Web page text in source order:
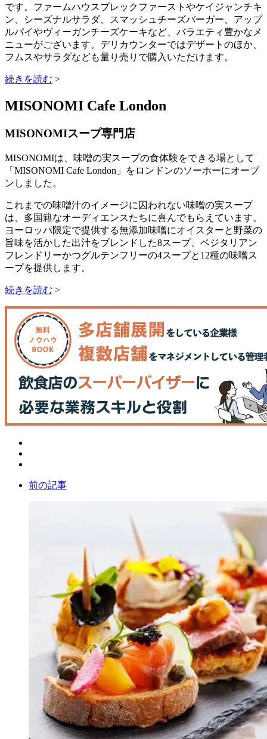
です。ファームハウスブレックファーストやケイジャンチキ
ン、シーズナルサラダ、スマッシュチーズバーガー、アップ
ルパイやヴィーガンチーズケーキなど、バラエティ豊かなメ
ニューがございます。デリカウンターではデザートのほか、
フムスやサラダなども量り売りで購入いただけます。
続きを読む >
MISONOMI Cafe London
MISONOMIスープ専門店
MISONOMIは、味噌の実スープの食体験をできる場として
「MISONOMI Cafe London」をロンドンのソーホーにオープ
ンしました。
これまでの味噌汁のイメージに囚われない味噌の実スープ
は、多国籍なオーディエンスたちに喜んでもらえています。
ヨーロッパ限定で提供する無添加味噌にオイスターと野菜の
旨味を活かした出汁をブレンドした8スープ、ベジタリアン
フレンドリーかつグルテンフリーの4スープと12種の味噌ス
ープを提供します。
続きを読む >
前の記事